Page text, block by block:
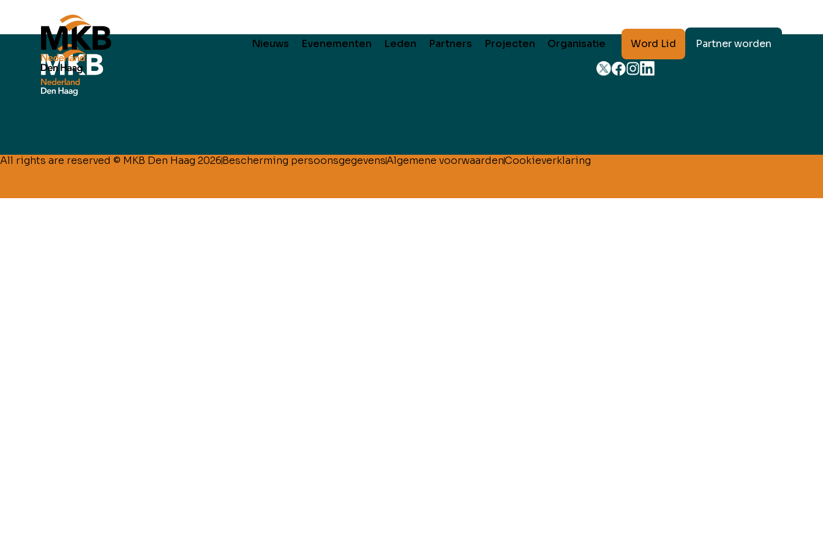
Nieuws Evenementen Leden Partners Projecten Organisatie Word Lid Partner worden
All rights are reserved © MKB Den Haag 2026Bescherming persoonsgegevensAlgemene voorwaardenCookieverklaring